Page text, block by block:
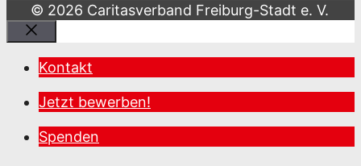
© 2026 Caritasverband Freiburg-Stadt e. V.
Schließen
Kontakt
Jetzt bewerben!
Spenden